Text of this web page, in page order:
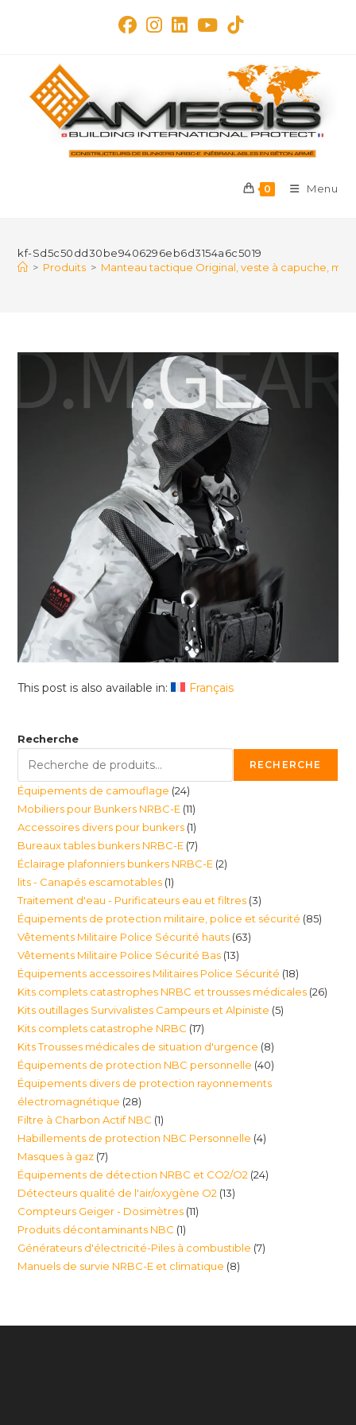
0 Menu
kf-Sd5c50dd30be9406296eb6d3154a6c5019
> Produits > Manteau tactique Original, veste à capuche,
This post is also available in: Français
Recherche
RECHERCHE
Équipements de camouflage 2424
produits
Mobiliers pour Bunkers NRBC-E 1111
produits
Accessoires divers pour bunkers 11
produit
Bureaux tables bunkers NRBC-E 77
produits
Éclairage plafonniers bunkers NRBC-E 22
lits - Canapés escamotables 11
produit
Traitement d'eau - Purificateurs eau et filtres 33
produits
Équipements de protection militaire, police et sécurité 8585
Vêtements Militaire Police Sécurité hauts 6363
Vêtements Militaire Police Sécurité Bas 1313
produits
Équipements accessoires Militaires Police Sécurité 1818
produits
Kits complets catastrophes NRBC et trousses médicales 2626
Kits outillages Survivalistes Campeurs et Alpiniste 55
Kits complets catastrophe NRBC 1717
produits
Kits Trousses médicales de situation d'urgence 88
produits
Équipements de protection NBC personnelle 4040
produits
Équipements divers de protection rayonnements
électromagnétique 2828
produits
Filtre à Charbon Actif NBC 11
produit
Habillements de protection NBC Personnelle 44
Masques à gaz 77
produits
Équipements de détection NRBC et CO2/O2 2424
Détecteurs qualité de l'air/oxygène O2 1313
Compteurs Geiger - Dosimètres 1111
Produits décontaminants NBC 11
produit
Générateurs d'électricité-Piles à combustible 77
Manuels de survie NRBC-E et climatique 88